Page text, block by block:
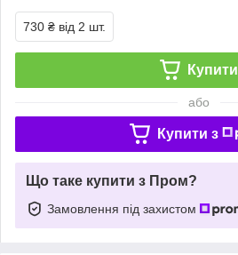
730 ₴ від 2 шт.
Купити
або
Купити з
Що таке купити з Пром?
Замовлення під захистом